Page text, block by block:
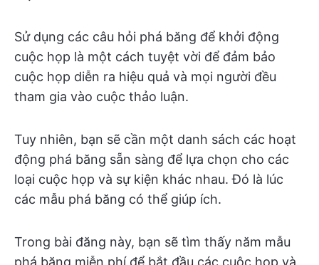
Sử dụng các câu hỏi phá băng để khởi động
cuộc họp là một cách tuyệt vời để đảm bảo
cuộc họp diễn ra hiệu quả và mọi người đều
tham gia vào cuộc thảo luận.
Tuy nhiên, bạn sẽ cần một danh sách các hoạt
động phá băng sẵn sàng để lựa chọn cho các
loại cuộc họp và sự kiện khác nhau. Đó là lúc
các mẫu phá băng có thể giúp ích.
Trong bài đăng này, bạn sẽ tìm thấy năm mẫu
phá băng miễn phí để bắt đầu các cuộc họp và